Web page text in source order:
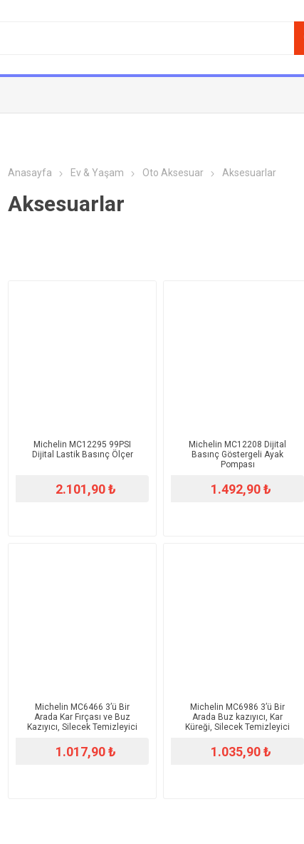
Anasayfa Ev & Yaşam Oto Aksesuar Aksesuarlar
Aksesuarlar
Michelin MC12295 99PSI
Dijital Lastik Basınç Ölçer
2.101,90 ₺
Michelin MC12208 Dijital
Basınç Göstergeli Ayak
Pompası
1.492,90 ₺
Michelin MC6466 3’ü Bir
Arada Kar Fırçası ve Buz
Kazıyıcı, Silecek Temizleyici
1.017,90 ₺
Michelin MC6986 3’ü Bir
Arada Buz kazıyıcı, Kar
Küreği, Silecek Temizleyici
1.035,90 ₺